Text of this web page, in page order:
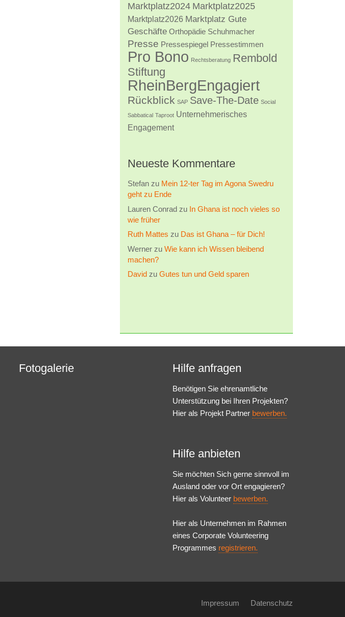
Marktplatz2024 Marktplatz2025
Marktplatz2026 Marktplatz Gute
Geschäfte Orthopädie Schuhmacher
Presse Pressespiegel Pressestimmen
Pro Bono Rechtsberatung Rembold
Stiftung
RheinBergEngagiert
Rückblick SAP Save-The-Date Social
Sabbatical Taproot Unternehmerisches
Engagement
Neueste Kommentare
Stefanzu Mein 12-ter Tag im Agona Swedru
geht zu Ende
Lauren Conradzu In Ghana ist noch vieles so
wie früher
Ruth Mattes zu Das ist Ghana – für Dich!
Wernerzu Wie kann ich Wissen bleibend
machen?
Davidzu Gutes tun und Geld sparen
Fotogalerie Hilfe anfragen
Benötigen Sie ehrenamtliche
Unterstützung bei Ihren Projekten?
Hier als Projekt Partner bewerben.
Hilfe anbieten
Sie möchten Sich gerne sinnvoll im
Ausland oder vor Ort engagieren?
Hier als Volunteer bewerben.
Hier als Unternehmen im Rahmen
eines Corporate Volunteering
Programmes registrieren.
Impressum Datenschutz